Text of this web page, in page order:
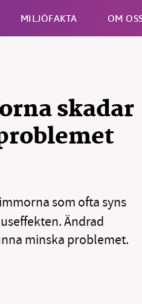
MILJÖFAKTA OM
skadar
som ofta syns
Ändrad
minska problemet.
ideella redaktion
nyhetsbevakning och
och vi
Stötta vårt